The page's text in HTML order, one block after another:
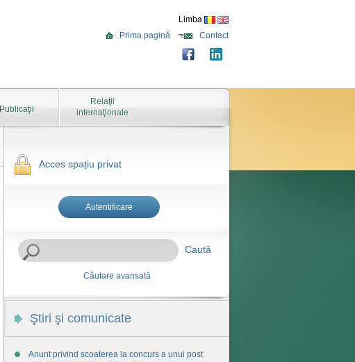
Limba
Prima pagină
Contact
Publicaţii
Relaţii
internaţionale
Acces spațiu privat
Autentificare
Caută
Căutare avansată
Ştiri şi comunicate
Anunt privind scoaterea la concurs a unui post